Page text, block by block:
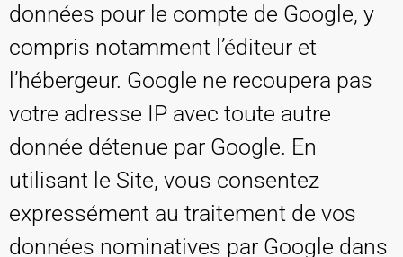
données pour le compte de Google, y
compris notamment l’éditeur et
l’hébergeur. Google ne recoupera pas
votre adresse IP avec toute autre
donnée détenue par Google. En
utilisant le Site, vous consentez
expressément au traitement de vos
données nominatives par Google dans